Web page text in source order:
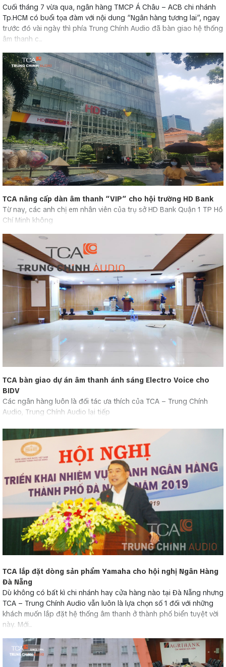
Cuối tháng 7 vừa qua, ngân hàng TMCP Á Châu – ACB chi nhánh
Tp.HCM có buổi tọa đàm với nội dung “Ngân hàng tương lai”, ngay
trước đó vài ngày thì phía Trung Chính Audio đã bàn giao hệ thống
âm thanh c...
TCA nâng cấp dàn âm thanh “VIP” cho hội trường HD Bank
Từ nay, các anh chị em nhân viên của trụ sở HD Bank Quận 1 TP Hồ
Chí Minh không
TCA bàn giao dự án âm thanh ánh sáng Electro Voice cho
BIDV
Các ngân hàng luôn là đối tác ưa thích của TCA – Trung Chính
Audio, Trung Chính Audio lại tiếp
TCA lắp đặt dòng sản phẩm Yamaha cho hội nghị Ngân Hàng
Đà Nẵng
Dù không có bất kì chi nhánh hay cửa hàng nào tại Đà Nẵng nhưng
TCA – Trung Chính Audio vẫn luôn là lựa chọn số 1 đối với những
khách muốn lắp đặt hệ thống âm thanh ở thành phố biển tuyệt vời
này. Mới...